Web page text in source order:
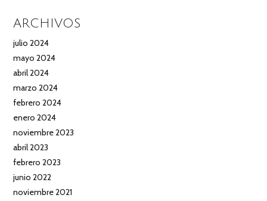
ARCHIVOS
julio 2024
mayo 2024
abril 2024
marzo 2024
febrero 2024
enero 2024
noviembre 2023
abril 2023
febrero 2023
junio 2022
noviembre 2021